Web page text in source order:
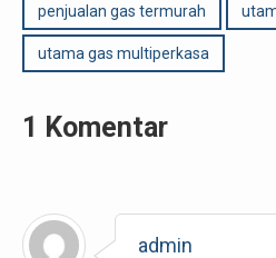
penjualan gas termurah
utama gas multiperkasa
1 Komentar
admin